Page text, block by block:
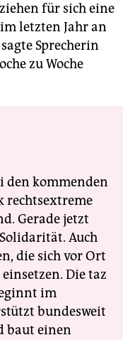
für sich eine
letzten Jahr an
Sprecherin
zu Woche
den kommenden
rechtsextreme
Gerade jetzt
Auch
die sich vor Ort
Die taz
im
bundesweit
baut einen